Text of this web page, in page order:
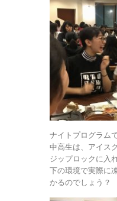
ナイトプログラムで
中高生は、アイス
ジップロックに入
下の環境で実際に
かるのでしょう？